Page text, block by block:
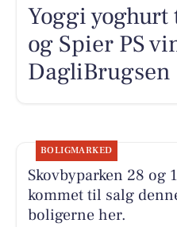
Yoggi
og Spier PS
DagliBrugsen
BOLIGMARKED
Skovbyparken 28 og
kommet til salg
boligerne her.